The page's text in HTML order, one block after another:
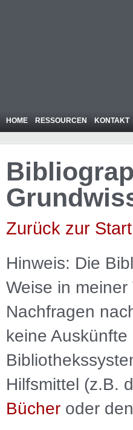
HOME RESSOURCEN KONTAKT
Zurück zur
Hinweis: Die
Weise in
Nachfragen
keine
Hilfsmittel (z.B.
Bücher oder